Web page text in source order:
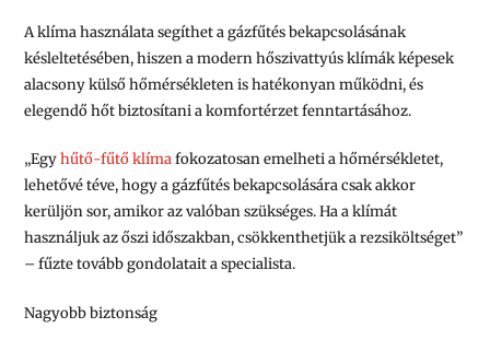
A klíma használata segíthet a gázfűtés bekapcsolásának
késleltetésében, hiszen a modern hőszivattyús klímák képesek
alacsony külső hőmérsékleten is hatékonyan működni, és
elegendő hőt biztosítani a komfortérzet fenntartásához.
„Egyhűtő-fűtő klímafokozatosan emelheti a hőmérsékletet,
lehetővé téve, hogy a gázfűtés bekapcsolására csak akkor
kerüljön sor, amikor az valóban szükséges. Ha a klímát
használjuk az őszi időszakban, csökkenthetjük a rezsiköltséget”
– fűzte tovább gondolatait a specialista.
Nagyobb biztonság